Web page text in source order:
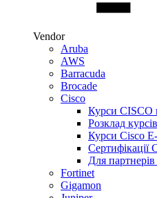
Vendor
Aruba
AWS
Barracuda
Brocade
Cisco
Курси CISCO
Розклад
Курси Cisco
Сертифікації
Для
Fortinet
Gigamon